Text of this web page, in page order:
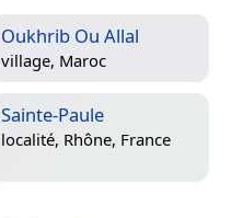
Oukhrib Ou Allal
village, Maroc
Sainte-Paule
localité, Rhône, France